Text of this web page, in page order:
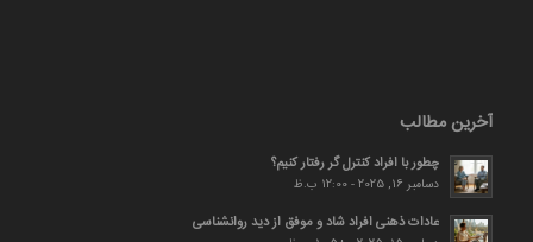
آخرین مطالب
چطور با افراد کنترل گر رفتار کنیم؟
دسامبر 16, 2025 - 12:00 ب.ظ
عادات ذهنی افراد شاد و موفق از دید روانشناسی